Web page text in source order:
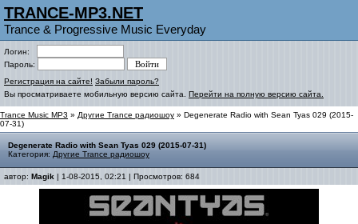
TRANCE-MP3.NET
Trance & Progressive Music Everyday
Логин:
Пароль:
Регистрация на сайте! Забыли пароль?
Вы просматриваете мобильную версию сайта. Перейти на полную версию сайта.
Trance Music MP3 » Другие Trance радиошоу » Degenerate Radio with Sean Tyas 029 (2015-
07-31)
Degenerate Radio with Sean Tyas 029 (2015-07-31)
Категория: Другие Trance радиошоу
автор: Magik | 1-08-2015, 02:21 | Просмотров: 684